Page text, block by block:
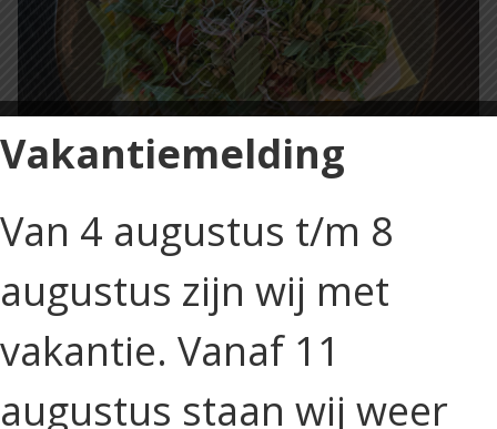
€6,25 € 7,25 Price
€ 6,25
€ 7,25
Incl. btw
Soort brood
Broodje
kaas
Toevoegen aan winkelwagen
Vakantiemelding
Van 4 augustus t/m 8
augustus zijn wij met
vakantie. Vanaf 11
augustus staan wij weer